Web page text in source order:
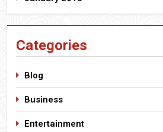
Categories
Blog
Business
Entertainment